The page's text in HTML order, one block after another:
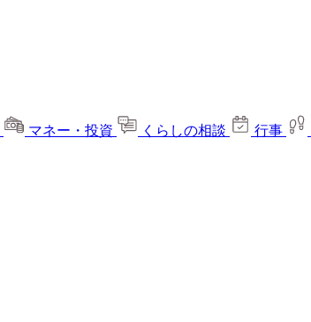
マネー・投資 くらしの相談 行事